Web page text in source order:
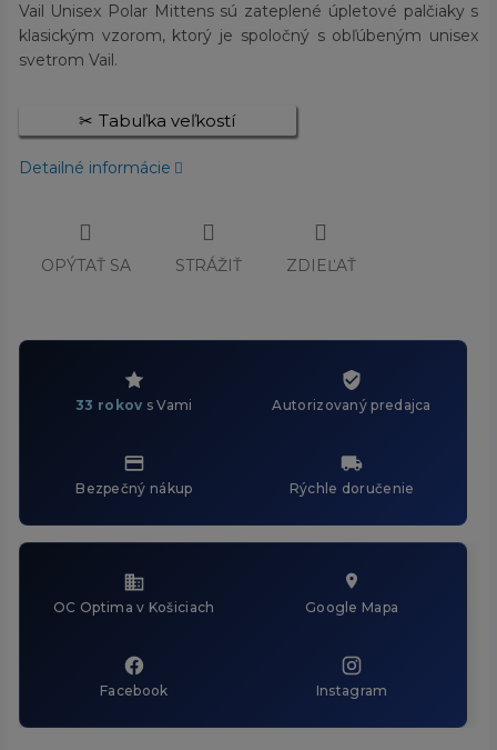
Vail Unisex Polar Mittens sú zateplené úpletové palčiaky s
klasickým vzorom, ktorý je spoločný s obľúbeným unisex
svetrom Vail.
Tabuľka veľkostí
Detailné informácie
OPÝTAŤ SA STRÁŽIŤ ZDIEĽAŤ
33 rokov s Vami Autorizovaný predajca
Bezpečný nákup Rýchle doručenie
OC Optima v Košiciach Google Mapa
Facebook Instagram